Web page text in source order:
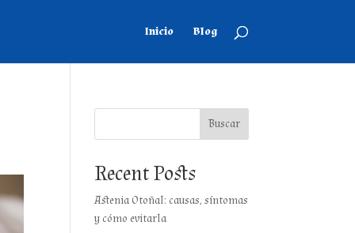
Inicio Blog
Buscar
Recent Posts
Astenia Otoñal: causas, síntomas
y cómo evitarla